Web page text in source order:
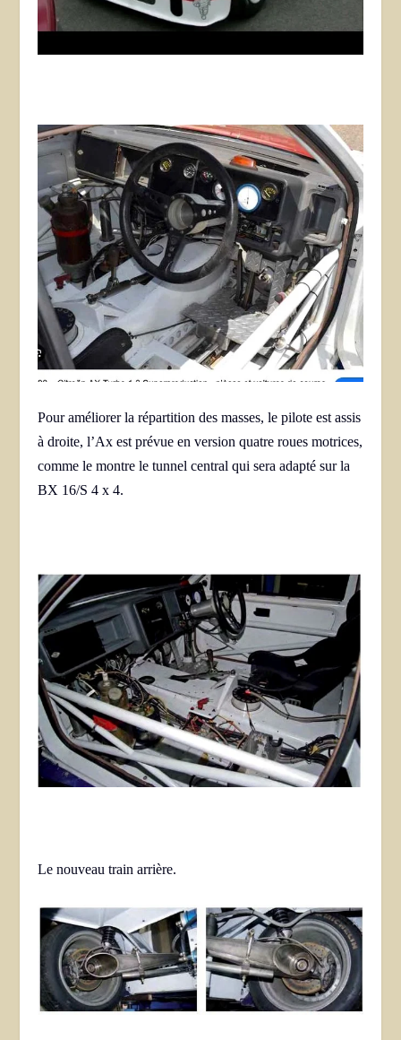
Pour améliorer la répartition des masses, le pilote est assis
à droite, l’Ax est prévue en version quatre roues motrices,
comme le montre le tunnel central qui sera adapté sur la
BX 16/S 4 x 4.
Le nouveau train arrière.